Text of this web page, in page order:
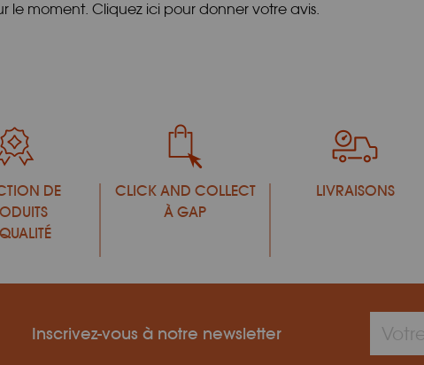
le moment. Cliquez ici pour donner votre avis.
DE
CLICK AND COLLECT
À GAP
LIVRAISONS
Inscrivez-vous à notre newsletter